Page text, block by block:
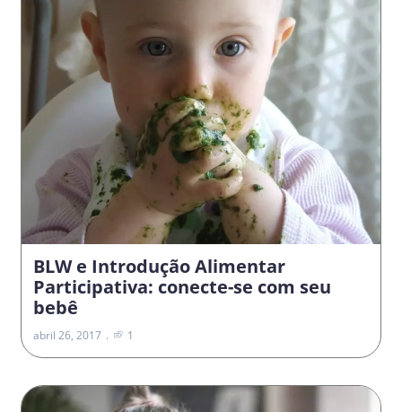
BLW e Introdução Alimentar
Participativa: conecte-se com seu
bebê
abril 26, 2017 1